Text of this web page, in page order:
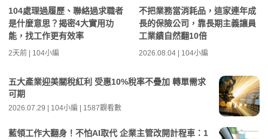
104處理過履歷、聯絡過求職者
是什麼意思？揭密4大實用功
能，找工作更有效率
2天前 | 104小編
不把業務當消耗品，這家連年成
長的保險公司，靠長期主義讓員
工業績自然翻10倍
2026.08.04 | 104小編
五大產業迎美關稅紅利 受惠10%稅率不疊加 轉單需求
可期
2026.07.29 | 104小編 | 1587觀看數
藍領工作大翻身！不怕AI取代 企業主管改開計程車：1